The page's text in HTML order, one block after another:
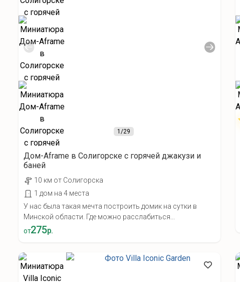
1 /29
Дом-Aframe в Солигорске с горячей джакузи и
баней
10 км от Солигорска
1 дом на 4 места
У нас была такая мечта построить домик на сутки в
Минской области. Где можно расслабиться...
от275р.